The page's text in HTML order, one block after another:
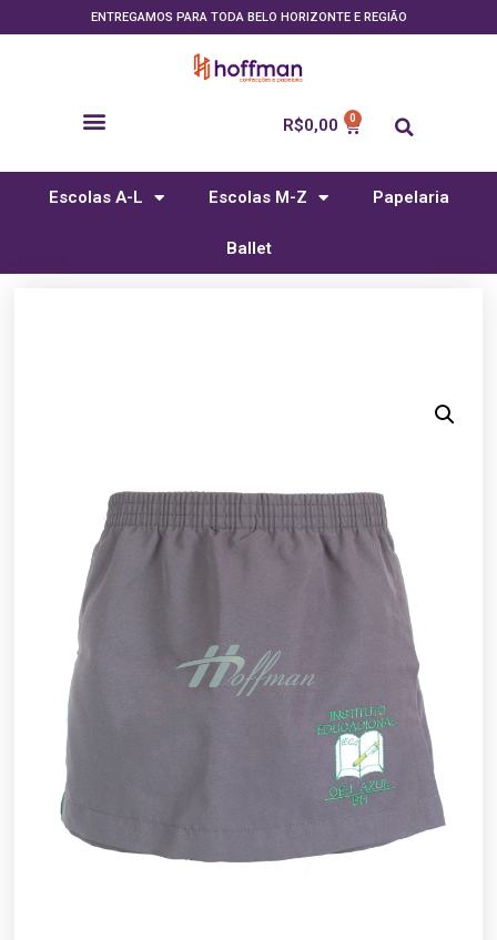
ENTREGAMOS PARA TODA BELO HORIZONTE E REGIÃO
R$0,00
Escolas A-L Escolas M-Z Papelaria
Ballet